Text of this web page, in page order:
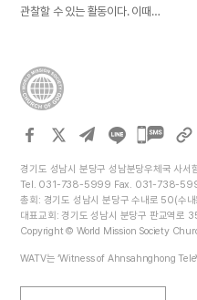
관찰할 수 있는 활동이다. 이때…
경기도 성남시 분당구 성남분당우체국 사서
Tel. 031-738-5999 Fax. 031-738-
총회: 경기도 성남시 분당구 수내로 50(수내
대표교회: 경기도 성남시 분당구 판교역로
Copyright © World Mission Society
WATV는 ‘Witness of Ahnsahnghong